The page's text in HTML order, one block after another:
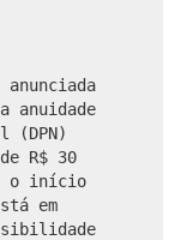
anuidade
(DPN)
R$ 30
o início
em